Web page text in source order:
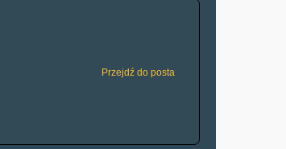
Przejdź do posta